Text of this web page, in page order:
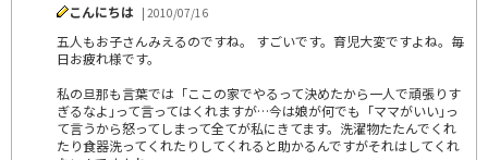
こんにちは | 2010/07/16
五人もお子さんみえるのですね。 すごいです。育児大変ですよね。毎
日お疲れ様です。
私の旦那も言葉では「ここの家でやるって決めたから一人で頑張りす
ぎるなよ｣って言ってはくれますが…今は娘が何でも「ママがいい｣っ
て言うから怒ってしまって全てが私にきてます。洗濯物たたんでくれ
たり食器洗ってくれたりしてくれると助かるんですがそれはしてくれ